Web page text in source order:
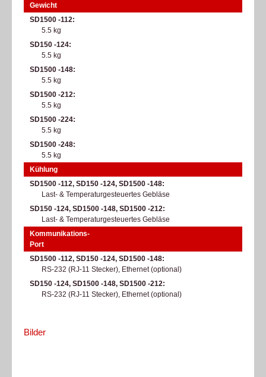
Gewicht
SD1500 -112
5.5 kg
SD150 -124
5.5 kg
SD1500 -148
5.5 kg
SD1500 -212
5.5 kg
SD1500 -224
5.5 kg
SD1500 -248
5.5 kg
Kühlung
SD1500 -112, SD150 -124, SD1500 -148
Last- & Temperaturgesteuertes Gebläse
SD150 -124, SD1500 -148, SD1500 -212
Last- & Temperaturgesteuertes Gebläse
Kommunikations-
Port
SD1500 -112, SD150 -124, SD1500 -148
RS-232 (RJ-11 Stecker), Ethernet (optional)
SD150 -124, SD1500 -148, SD1500 -212
RS-232 (RJ-11 Stecker), Ethernet (optional)
Bilder